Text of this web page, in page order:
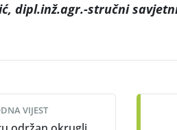
dipl.inž.agr.-stručni
VIJEST